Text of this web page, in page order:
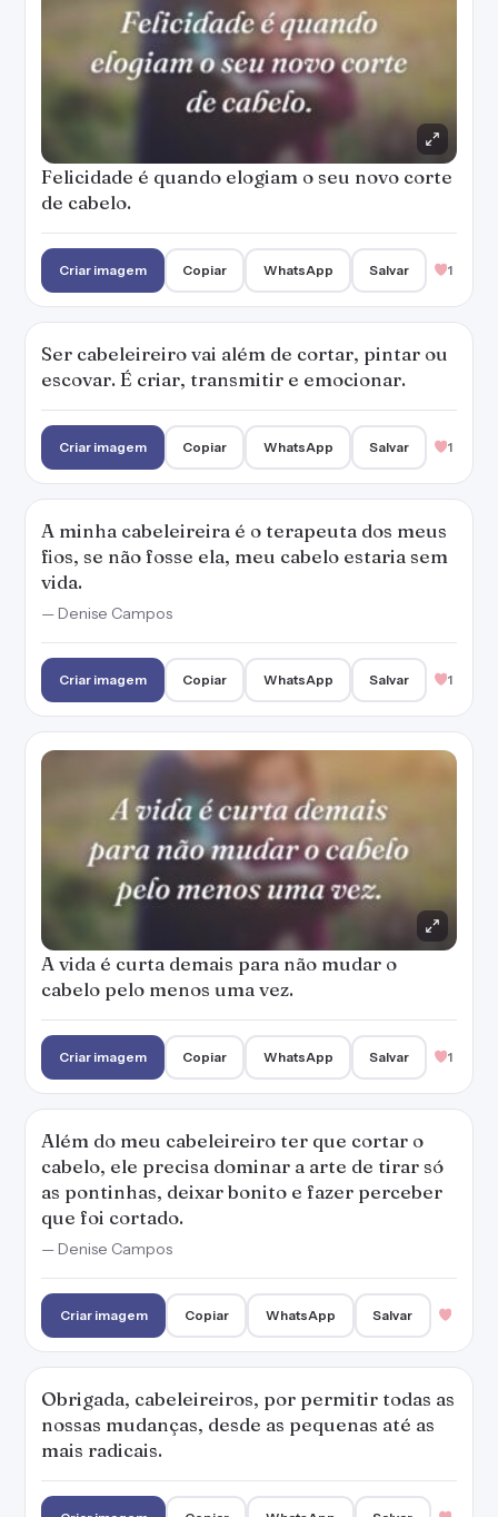
Felicidade é quando elogiam o seu novo corte
de cabelo.
Criar imagem Copiar WhatsApp Salvar 1
Ser cabeleireiro vai além de cortar, pintar ou
escovar. É criar, transmitir e emocionar.
Criar imagem Copiar WhatsApp Salvar 1
A minha cabeleireira é o terapeuta dos meus
fios, se não fosse ela, meu cabelo estaria sem
vida.
— Denise Campos
Criar imagem Copiar WhatsApp Salvar 1
A vida é curta demais para não mudar o
cabelo pelo menos uma vez.
Criar imagem Copiar WhatsApp Salvar 1
Além do meu cabeleireiro ter que cortar o
cabelo, ele precisa dominar a arte de tirar só
as pontinhas, deixar bonito e fazer perceber
que foi cortado.
— Denise Campos
Criar imagem Copiar WhatsApp Salvar
Obrigada, cabeleireiros, por permitir todas as
nossas mudanças, desde as pequenas até as
mais radicais.